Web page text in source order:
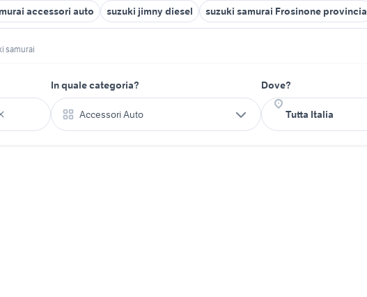
accessori auto suzuki jimny diesel suzuki samurai Frosinone provincia
samurai
In quale categoria?
Accessori Auto
Dove?